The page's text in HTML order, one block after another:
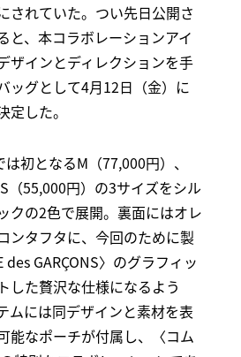
されていた。つい先日公開さ
と、本コラボレーションアイ
ザインとディレクションを手
ッグとして4月12日（金）に
した。
初となるM（77,000円）、
（55,000円）の3サイズをシル
クの2色で展開。裏面にはオレ
ンタフタに、今回のために製
des GARÇONS〉のグラフィッ
した贅沢な仕様になるよう
ムには同デザインと素材を表
能なポーチが付属し、〈コム